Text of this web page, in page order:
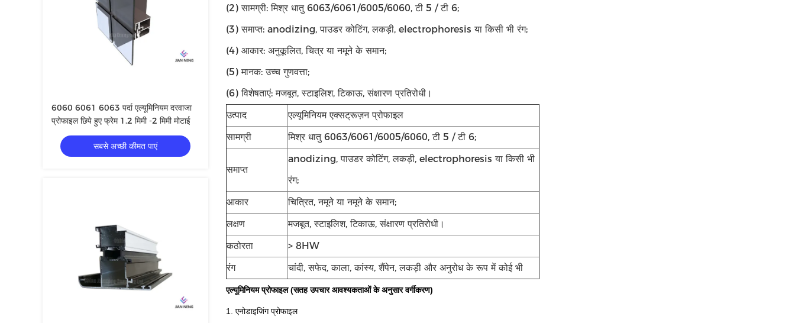
6060 6061 6063 पर्दा एल्यूमिनियम दरवाजा
प्रोफाइल छिपे हुए फ्रेम 1.2 मिमी -2 मिमी मोटाई
सबसे अच्छी कीमत पाएं
(2) सामग्री: मिश्र धातु 6063/6061/6005/6060, टी 5 / टी 6;
(3) समाप्त: anodizing, पाउडर कोटिंग, लकड़ी, electrophoresis या किसी भी रंग;
(4) आकार: अनुकूलित, चित्र या नमूने के समान;
(5) मानक: उच्च गुणवत्ता;
(6) विशेषताएं: मजबूत, स्टाइलिश, टिकाऊ, संक्षारण प्रतिरोधी।
उत्पाद
एल्यूमिनियम एक्सट्रूज़न प्रोफाइल
सामग्री
मिश्र धातु 6063/6061/6005/6060, टी 5 / टी 6;
समाप्त
anodizing, पाउडर कोटिंग, लकड़ी, electrophoresis या किसी भी
रंग;
आकार
चित्रित, नमूने या नमूने के समान;
लक्षण
मजबूत, स्टाइलिश, टिकाऊ, संक्षारण प्रतिरोधी।
कठोरता
> 8HW
रंग
चांदी, सफेद, काला, कांस्य, शैंपेन, लकड़ी और अनुरोध के रूप में कोई भी
एल्यूमिनियम प्रोफाइल (सतह उपचार आवश्यकताओं के अनुसार वर्गीकरण)
1. एनोडाइजिंग प्रोफाइल